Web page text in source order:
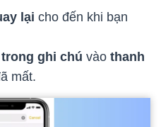
lại cho đến khi bạn
ghi chú vào thanh
mất.